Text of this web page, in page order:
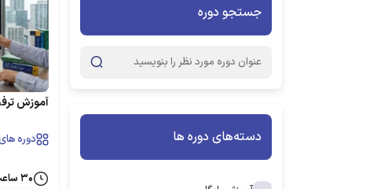
جستجو دوره
جستجو
دسته‌های دوره ها
آموزش
دوره
۳۰ ساعت